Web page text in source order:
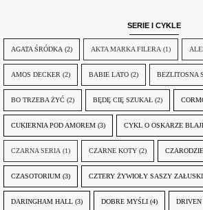
SERIE I CYKLE
AGATA ŚRÓDKA (2) AKTA MARKA FILERA (1)
AMOS DECKER (2) BABIE LATO (2) BEZLITOSNA
BO TRZEBA ŻYĆ (2) BĘDĘ CIĘ SZUKAŁ (2)
CUKIERNIA POD AMOREM (3) CYKL O OSKARZE
CZARNA SERIA (1) CZARNE KOTY (2)
CZASOTORIUM (3) CZTERY ŻYWIOŁY SASZY
DARINGHAM HALL (3) DOBRE MYŚLI (4) DRIVEN